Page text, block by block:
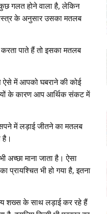
गलत होने वाला है, लेकिन
के अनुसार उसका मतलब
पाते हैं तो इसका मतलब
में आपको घबराने की कोई
के कारण आप आर्थिक संकट में
में लड़ाई जीतने का मतलब
माना जाता है। ऐसा
भी हो गया है, इतना
शख्स के साथ लड़ाई कर रहे हैं